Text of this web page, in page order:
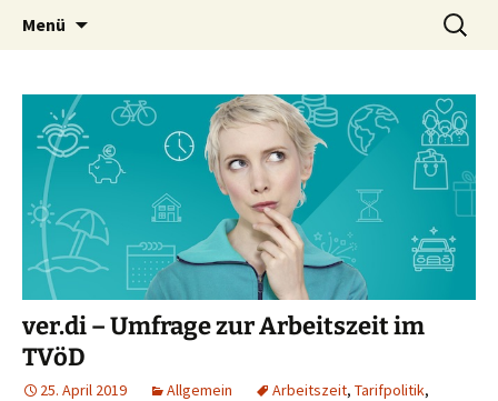
Menü
Suchen
nach:
ver.di – Umfrage zur Arbeitszeit im
TVöD
25. April 2019 Allgemein Arbeitszeit, Tarifpolitik,